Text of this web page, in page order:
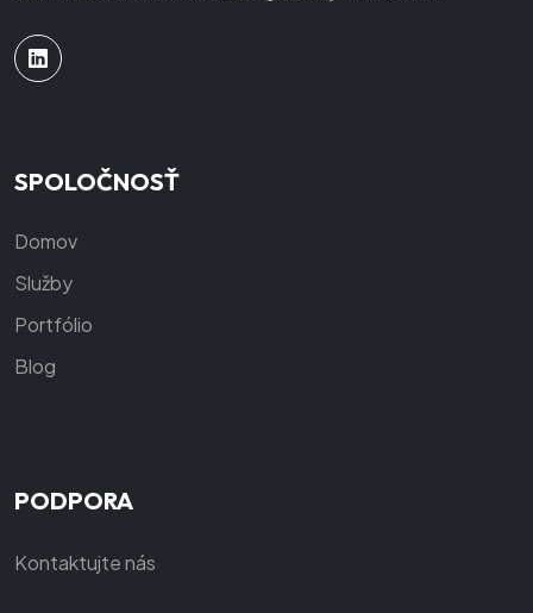
SPOLOČNOSŤ
Domov
Služby
Portfólio
Blog
PODPORA
Kontaktujte nás